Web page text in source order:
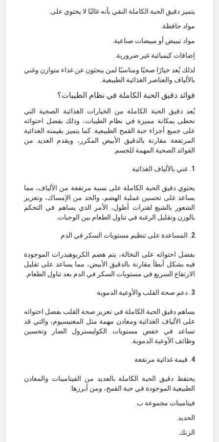
يتميز دقيق الحبة الكاملة النقي بأنه غالبًا لا يحتوي على:
مواد حافظة.
مواد تبييض أو مبيضات صناعية.
إضافات كيميائية غير ضرورية.
لذلك يُعد خيارًا صحيًا ومناسبًا لمن يبحثون عن غذاء متوازن وغني
بالألياف والعناصر الغذائية الطبيعية.
فوائد دقيق الحبة الكاملة في نظام الطيبات؟
يُعد دقيق الحبة الكاملة من الخيارات الغذائية الصحية التي
تحظى بمكانة مميزة في نظام الطيبات، وذلك بفضل احتوائه
على جميع أجزاء حبة القمح الطبيعية. كما يتميز بقيمته الغذائية
المرتفعة مقارنة بالدقيق الأبيض المكرر، ويقدم العديد من
الفوائد الصحية المهمة للجسم.
1. غني بالألياف الغذائية
يحتوي دقيق الحبة الكاملة على نسبة مرتفعة من الألياف، مما
يساعد على تحسين عملية الهضم، والحد من الإمساك، وتعزيز
الشعور بالشبع لفترات أطول، الأمر الذي يساهم في التحكم
بالوزن وتقليل الرغبة في تناول الطعام بين الوجبات.
2. المساعدة على تنظيم مستويات السكر في الدم
بفضل احتوائه على النخالة، يتم هضم الكربوهيدرات الموجودة
فيه بشكل أبطأ مقارنة بالدقيق الأبيض، مما يساعد على تقليل
الارتفاع السريع في مستويات السكر في الدم بعد تناول الطعام.
3. دعم صحة القلب والأوعية الدموية
يساهم دقيق الحبة الكاملة في تعزيز صحة القلب بفضل احتوائه
على الألياف الغذائية ومعادن مهمة مثل المغنيسيوم، والتي قد
تساعد في خفض مستويات الكوليسترول الضار وتحسين
وظائف الأوعية الدموية.
4. قيمة غذائية مرتفعة
يحتفظ دقيق الحبة الكاملة بالعديد من الفيتامينات والمعادن
الطبيعية الموجودة في حبة القمح، ومن أبرزها:
فيتامينات مجموعة ب.
الحديد.
الزنك.